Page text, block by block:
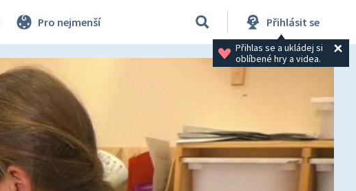
Pro nejmenší Přihlásit se
Přihlas se a ukládej si
oblíbené hry a videa.